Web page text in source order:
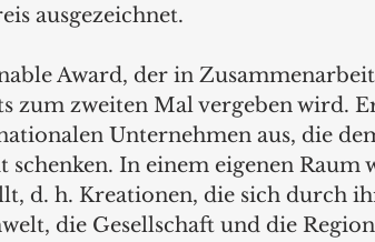
ausgezeichnet.
Award, der in
zum zweiten Mal vergeben wird.
Unternehmen aus, die
In einem eigenen Raum
d. h. Kreationen, die sich durch
die Gesellschaft und die Region